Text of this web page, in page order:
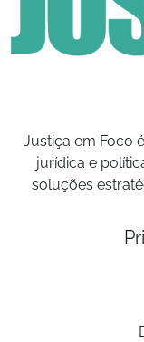
Justiça em Foco
jurídica e
soluções